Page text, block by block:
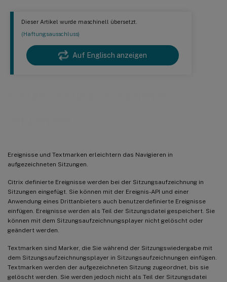
Dieser Artikel wurde maschinell übersetzt.
(Haftungsausschluss)
Auf Englisch anzeigen
Ereignisse und Textmarken erleichtern das Navigieren in
aufgezeichneten Sitzungen.
Citrix definierte Ereignisse werden bei der Sitzungsaufzeichnung in
Sitzungen eingefügt. Sie können mit der Ereignis-API und einer
Anwendung eines Drittanbieters auch benutzerdefinierte Ereignisse
einfügen. Ereignisse werden als Teil der Sitzungsdatei gespeichert. Sie
können mit dem Sitzungsaufzeichnungsplayer nicht gelöscht oder
geändert werden.
Textmarken sind Marker, die Sie während der Sitzungswiedergabe mit
dem Sitzungsaufzeichnungsplayer in Sitzungsaufzeichnungen einfügen.
Textmarken werden der aufgezeichneten Sitzung zugeordnet, bis sie
gelöscht werden. Sie werden jedoch nicht als Teil der Sitzungsdatei